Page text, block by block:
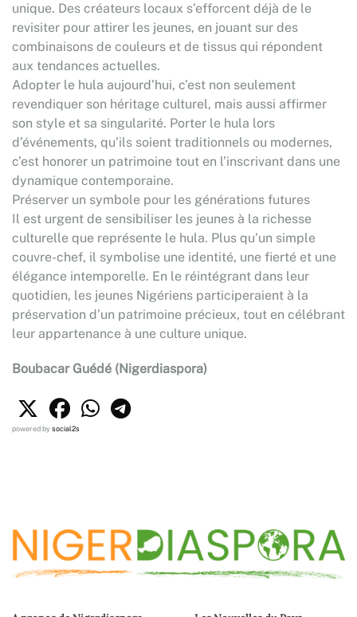
unique. Des créateurs locaux s’efforcent déjà de le
revisiter pour attirer les jeunes, en jouant sur des
combinaisons de couleurs et de tissus qui répondent
aux tendances actuelles.
Adopter le hula aujourd’hui, c’est non seulement
revendiquer son héritage culturel, mais aussi affirmer
son style et sa singularité. Porter le hula lors
d’événements, qu’ils soient traditionnels ou modernes,
c’est honorer un patrimoine tout en l’inscrivant dans une
dynamique contemporaine.
Préserver un symbole pour les générations futures
Il est urgent de sensibiliser les jeunes à la richesse
culturelle que représente le hula. Plus qu’un simple
couvre-chef, il symbolise une identité, une fierté et une
élégance intemporelle. En le réintégrant dans leur
quotidien, les jeunes Nigériens participeraient à la
préservation d’un patrimoine précieux, tout en célébrant
leur appartenance à une culture unique.
Boubacar Guédé (Nigerdiaspora)
powered bysocial2s